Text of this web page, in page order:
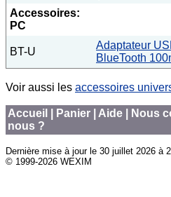
Accessoires:
PC
BT-U
Adaptateur
BlueTooth
Voir aussi les accessoires
Accueil Panier Aide Nous
nous ?
Dernière mise à jour le 30 juillet 2026 à
© 1999-2026 WEXIM